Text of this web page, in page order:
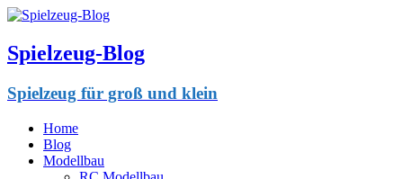
Spielzeug-Blog
Spielzeug für groß und klein
Home
Blog
Modellbau